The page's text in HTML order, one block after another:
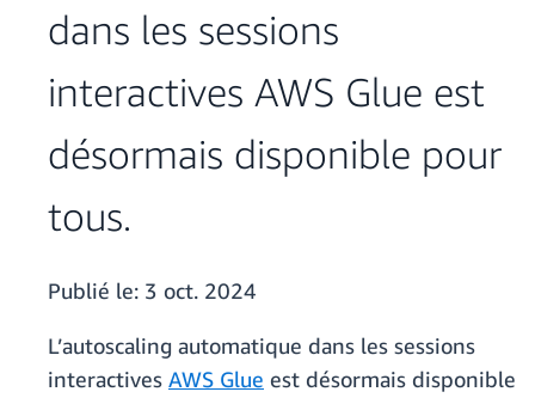
dans les sessions
interactives AWS Glue est
désormais disponible pour
tous.
Publié le: 3 oct. 2024
L’autoscaling automatique dans les sessions
interactives AWS Glue est désormais disponible